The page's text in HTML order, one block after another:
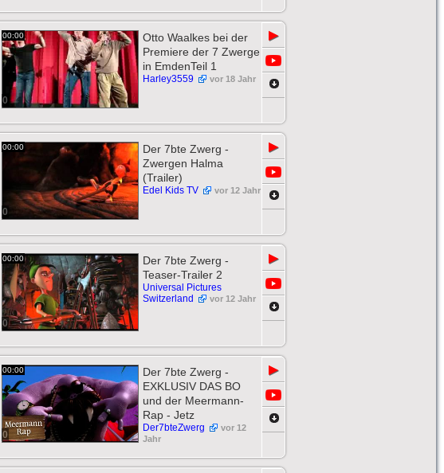
00:00
0
Otto Waalkes bei der
Premiere der 7 Zwerge
in EmdenTeil 1
Harley3559 vor 18 Jahr
▶
00:00
0
Der 7bte Zwerg -
Zwergen Halma
(Trailer)
Edel Kids TV vor 12 Jahr
▶
00:00
0
Der 7bte Zwerg -
Teaser-Trailer 2
Universal Pictures
Switzerland
vor 12 Jahr
▶
00:00
0
Der 7bte Zwerg -
EXKLUSIV DAS BO
und der Meermann-
Rap - Jetz
Der7bteZwerg
vor 12
Jahr
▶